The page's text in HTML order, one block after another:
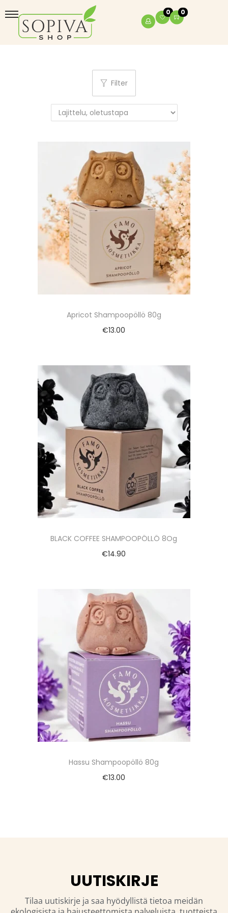
0 0
Filter
Apricot Shampoopöllö 80g
€13.00
BLACK COFFEE SHAMPOOPÖLLÖ 8Og
€14.90
Hassu Shampoopöllö 80g
€13.00
UUTISKIRJE
Tilaa uutiskirje ja saa hyödyllistä tietoa meidän